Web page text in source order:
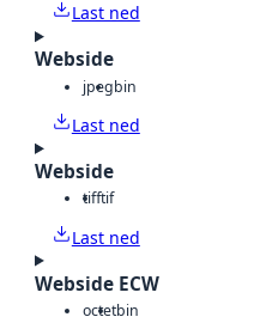
Last ned
Webside
jpegbin
Last ned
Webside
tifftif
Last ned
Webside ECW
octetbin